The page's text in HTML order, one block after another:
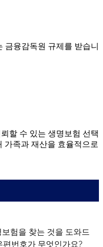
금융감독원 규제를 받습니
할 수 있는 생명보험 선택
가족과 재산을 효율적으로
험을 찾는 것을 도와드
편번호가 무엇인가요?